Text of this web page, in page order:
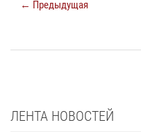
← Предыдущая
ЛЕНТА НОВОСТЕЙ